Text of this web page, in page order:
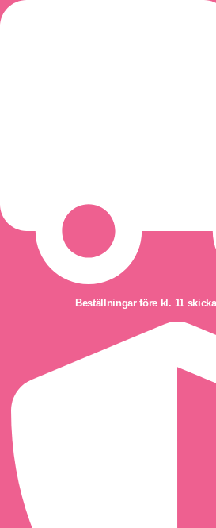
Hoppa
till
Beställningar före kl. 11